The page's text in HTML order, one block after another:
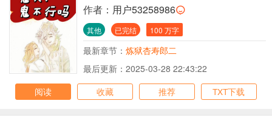
作者： 用户53258986
其他 已完结 100 万字
最新章节： 炼狱杏寿郎二
最后更新：2025-03-28 22:43:22
阅读
收藏 推荐 TXT下载